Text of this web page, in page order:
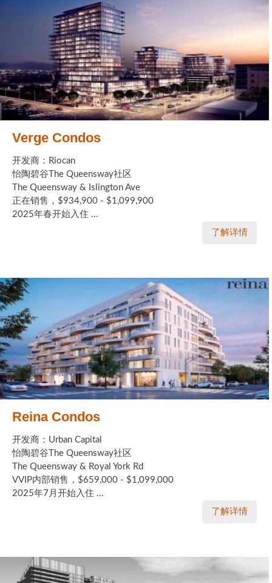
Verge Condos
开发商：Riocan
怡陶碧谷The Queensway社区
The Queensway & Islington Ave
正在销售，$934,900 - $1,099,900
2025年春开始入住 ...
了解详情
Reina Condos
开发商：Urban Capital
怡陶碧谷The Queensway社区
The Queensway & Royal York Rd
VVIP内部销售，$659,000 - $1,099,000
2025年7月开始入住 ...
了解详情